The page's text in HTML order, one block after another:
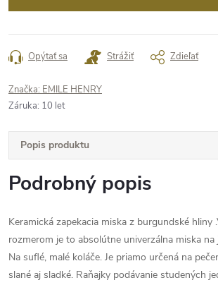
Opýtať sa Strážiť Zdieľať
Značka: EMILE HENRY
Záruka: 10 let
Popis produktu
Podrobný popis
Keramická zapekacia miska z burgundské hliny
rozmerom je to absolútne univerzálna miska na
Na suflé, malé koláče. Je priamo určená na
slané aj sladké. Raňajky podávanie studených